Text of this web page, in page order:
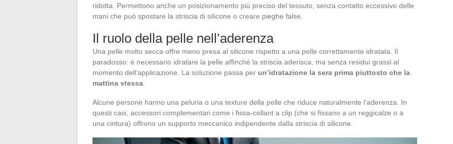
ridotta. Permettono anche un posizionamento più preciso del tessuto, senza contatto eccessivo delle
mani che può spostare la striscia di silicone o creare pieghe false.
Il ruolo della pelle nell’aderenza
Una pelle molto secca offre meno presa al silicone rispetto a una pelle correttamente idratata. Il
paradosso: è necessario idratare la pelle affinché la striscia aderisca, ma senza residui grassi al
momento dell’applicazione. La soluzione passa per un’idratazione la sera prima piuttosto che la
mattina stessa
Alcune persone hanno una peluria o una texture della pelle che riduce naturalmente l’aderenza. In
questi casi, accessori complementari come i fissa-collant a clip (che si fissano a un reggicalze o a
una cintura) offrono un supporto meccanico indipendente dalla striscia di silicone.